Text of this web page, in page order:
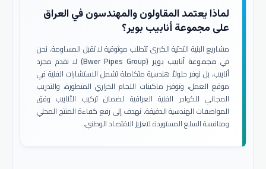
لماذا يعتمد المقاولون والمهندسون في العراق
على مجموعة أنابيب بوير؟
مشاريع البنية التحتية الكبرى تتطلب موثوقية لا تقبل المساومة. نحن
في مجموعة أنابيب بوير (Bwer Pipes Group)
لا نقدم مجرد
أنابيب، بل نوفر حلولاً هندسية متكاملة تشمل الاستشارات الفنية في
موقع العمل، وتوفير ماكينات اللحام الحراري المتطورة، والتدريب
المجاني للكوادر الفنية العراقية لضمان تركيب الأنابيب وفق
المواصفات الهندسية الدقيقة. نهدف إلى رفع كفاءة المنتج المحلي
ومنافسة السلع المستوردة لتعزيز الاقتصاد الوطني.